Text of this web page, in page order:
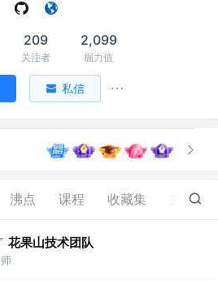
209
关注者
2,099
掘力值
私信
沸点 课程 收藏集 关注
花果山技术团队